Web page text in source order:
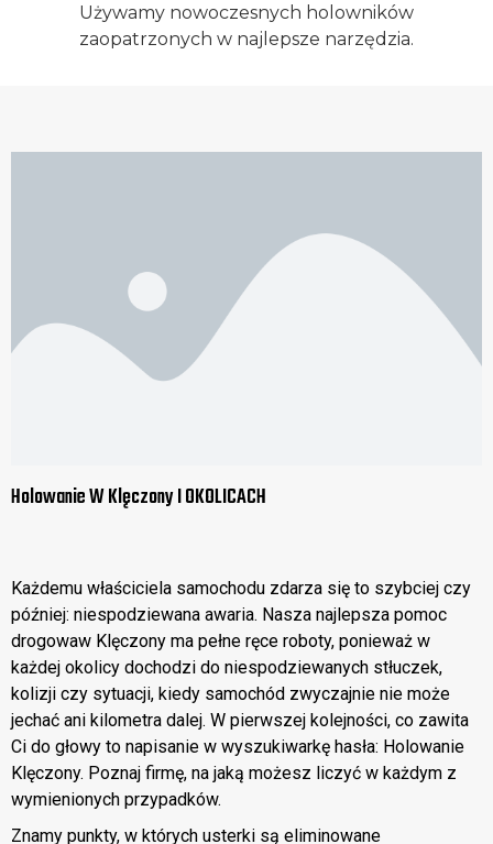
Używamy nowoczesnych holowników
zaopatrzonych w najlepsze narzędzia.
Holowanie W Klęczony I OKOLICACH​
Każdemu właściciela samochodu zdarza się to szybciej czy
później: niespodziewana awaria. Nasza najlepsza pomoc
drogowaw Klęczony ma pełne ręce roboty, ponieważ w
każdej okolicy dochodzi do niespodziewanych stłuczek,
kolizji czy sytuacji, kiedy samochód zwyczajnie nie może
jechać ani kilometra dalej. W pierwszej kolejności, co zawita
Ci do głowy to napisanie w wyszukiwarkę hasła: Holowanie
Klęczony. Poznaj firmę, na jaką możesz liczyć w każdym z
wymienionych przypadków.
Znamy punkty, w których usterki są eliminowane